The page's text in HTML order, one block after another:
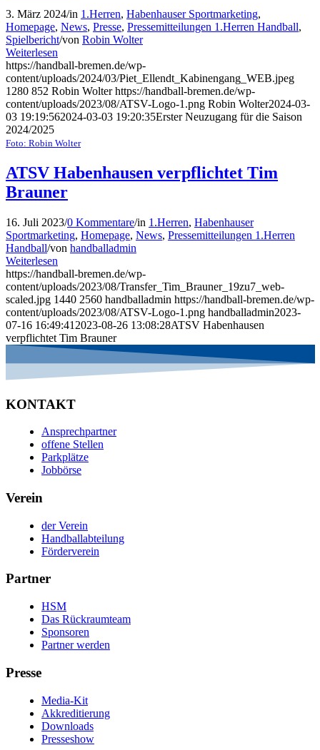
3. März 2024/in 1.Herren, Habenhauser Sportmarketing,
Homepage, News, Presse, Pressemitteilungen 1.Herren Handball,
Spielbericht/von Robin Wolter
Weiterlesen
https://handball-bremen.de/wp-
content/uploads/2024/03/Piet_Ellendt_Kabinengang_WEB.jpeg
1280 852 Robin Wolter https://handball-bremen.de/wp-
content/uploads/2023/08/ATSV-Logo-1.png Robin Wolter2024-03-
03 19:19:562024-03-03 19:20:35Erster Neuzugang für die Saison
2024/2025
Foto: Robin Wolter
ATSV Habenhausen verpflichtet Tim
Brauner
16. Juli 2023/0 Kommentare/in 1.Herren, Habenhauser
Sportmarketing, Homepage, News, Pressemitteilungen 1.Herren
Handball/von handballadmin
Weiterlesen
https://handball-bremen.de/wp-
content/uploads/2023/08/Transfer_Tim_Brauner_19zu7_web-
scaled.jpg 1440 2560 handballadmin https://handball-bremen.de/wp-
content/uploads/2023/08/ATSV-Logo-1.png handballadmin2023-
07-16 16:49:41 2023-08-26 13:08:28ATSV Habenhausen
verpflichtet Tim Brauner
KONTAKT
Ansprechpartner
offene Stellen
Parkplätze
Jobbörse
Verein
der Verein
Handballabteilung
Förderverein
Partner
HSM
Das Rückraumteam
Sponsoren
Partner werden
Presse
Media-Kit
Akkreditierung
Downloads
Presseshow